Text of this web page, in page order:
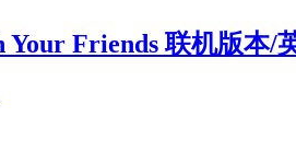
Friends 联机版本/